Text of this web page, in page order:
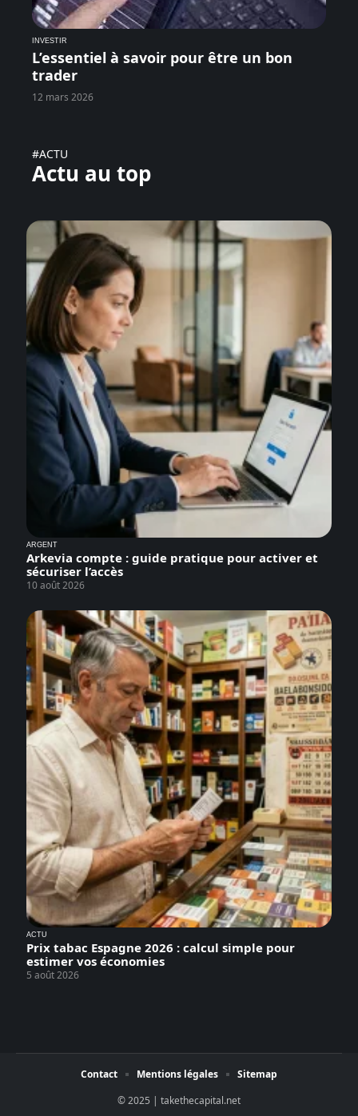
INVESTIR
L’essentiel à savoir pour être un bon
trader
12 mars 2026
#ACTU
Actu au top
ARGENT
Arkevia compte : guide pratique pour activer et
sécuriser l’accès
10 août 2026
ACTU
Prix tabac Espagne 2026 : calcul simple pour
estimer vos économies
5 août 2026
© 2025 | takethecapital.net
Contact Mentions légales Sitemap